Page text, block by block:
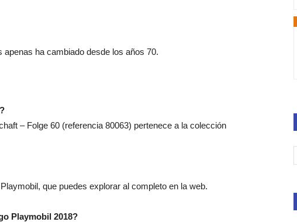
ha cambiado desde los años 70.
– Folge 60 (referencia 80063) pertenece a la colección
que puedes explorar al completo en la web.
Playmobil 2018?